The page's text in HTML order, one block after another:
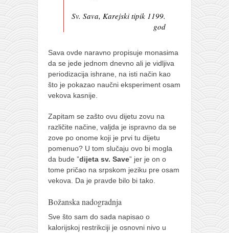
Sv. Sava, Karejski tipik 1199.
god
Sava ovde naravno propisuje monasima
da se jede jednom dnevno ali je vidljiva
periodizacija ishrane, na isti način kao
što je pokazao naučni eksperiment osam
vekova kasnije.
Zapitam se zašto ovu dijetu zovu na
različite načine, valjda je ispravno da se
zove po onome koji je prvi tu dijetu
pomenuo? U tom slučaju ovo bi mogla
da bude ”dijeta sv. Save” jer je on o
tome pričao na srpskom jeziku pre osam
vekova. Da je pravde bilo bi tako.
Božanska nadogradnja
Sve što sam do sada napisao o
kalorijskoj restrikciji je osnovni nivo u